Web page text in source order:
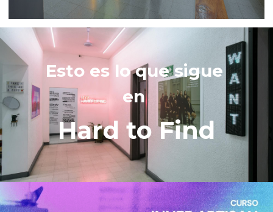
Esto es lo que sigue
en
Hard to Find